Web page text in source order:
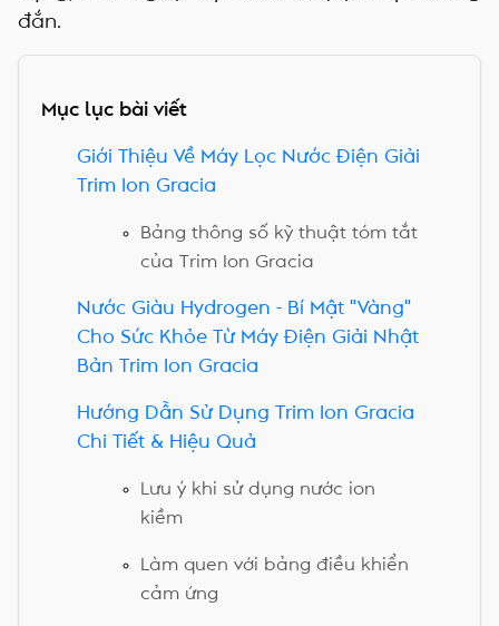
đắn.
Mục lục bài viết
Giới Thiệu Về Máy Lọc Nước Điện Giải
Trim Ion Gracia
Bảng thông số kỹ thuật tóm tắt
của Trim Ion Gracia
Nước Giàu Hydrogen - Bí Mật "Vàng"
Cho Sức Khỏe Từ Máy Điện Giải Nhật
Bản Trim Ion Gracia
Hướng Dẫn Sử Dụng Trim Ion Gracia
Chi Tiết & Hiệu Quả
Lưu ý khi sử dụng nước ion
kiềm
Làm quen với bảng điều khiển
cảm ứng